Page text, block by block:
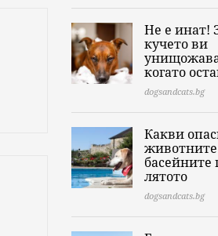
Не е инат!
кучето ви
когато
dogsandcats.bg
Какви
басейните
лятото
dogsandcats.bg